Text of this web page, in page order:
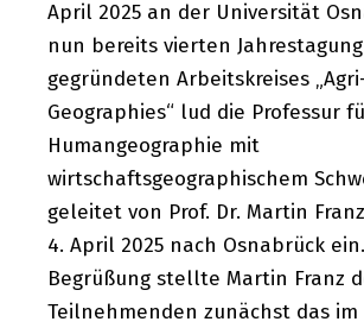
April 2025 an der Universität
nun bereits vierten Jahrestagung
gegründeten Arbeitskreises
Geographies“ lud die Professur
Humangeographie mit
wirtschaftsgeographischem
geleitet von Prof. Dr. Martin
4. April 2025 nach Osnabrück
Begrüßung stellte Martin Franz
Teilnehmenden zunächst das